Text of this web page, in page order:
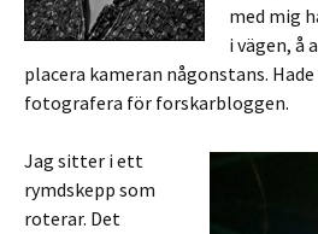
med mig
i vägen, å
placera kameran någonstans.
fotografera för forskarbloggen.
Jag sitter i ett
rymdskepp som
roterar. Det